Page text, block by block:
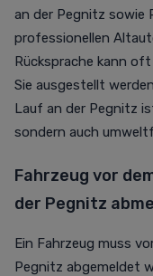
an der Pegnitz sowie
professionellen
Rücksprache kann
Sie ausgestellt
Lauf an der Pegnitz
sondern auch
Fahrzeug vor
der Pegnitz
Ein Fahrzeug muss
Pegnitz abgemeldet